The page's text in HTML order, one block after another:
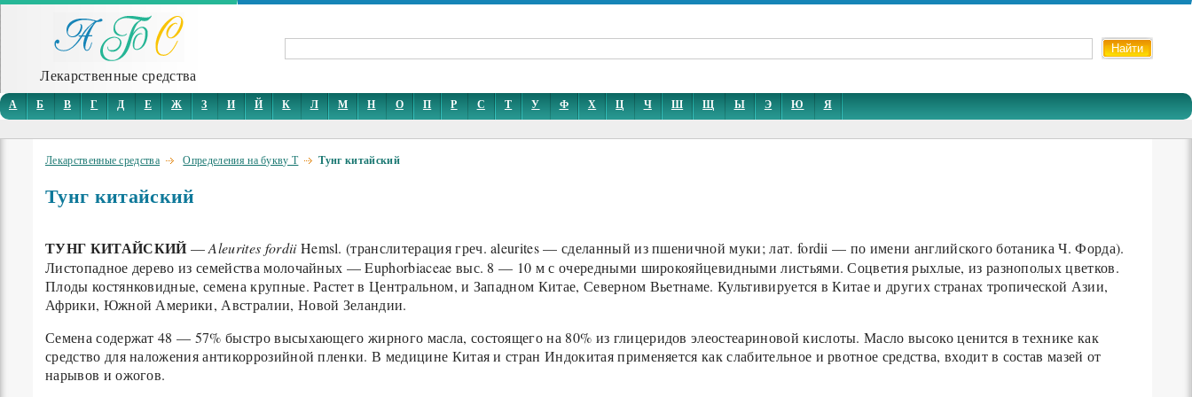
Лекарственные средства
А Б В Г Д Е Ж З И Й К Л М Н О П Р С Т У Ф Х Ц Ч Ш Щ Ы Э Ю Я
Лекарственные средства Определения на букву Т Тунг китайский
Тунг китайский
ТУНГ КИТАЙСКИЙ—Aleurites fordiiHemsl. (транслитерация греч. aleurites — сделанный из пшеничной муки; лат. fordii — по имени английского ботаника Ч. Форда).
Листопадное дерево из семейства молочайных — Euphorbiaceae выс. 8 — 10 м с очередными широкояйцевидными листьями. Соцветия рыхлые, из разнополых цветков.
Плоды костянковидные, семена крупные. Растет в Центральном, и Западном Китае, Северном Вьетнаме. Культивируется в Китае и других странах тропической Азии,
Африки, Южной Америки, Австралии, Новой Зеландии.
Семена содержат 48 — 57% быстро высыхающего жирного масла, состоящего на 80% из глицеридов элеостеариновой кислоты. Масло высоко ценится в технике как
средство для наложения антикоррозийной пленки. В медицине Китая и стран Индокитая применяется как слабительное и рвотное средства, входит в состав мазей от
нарывов и ожогов.